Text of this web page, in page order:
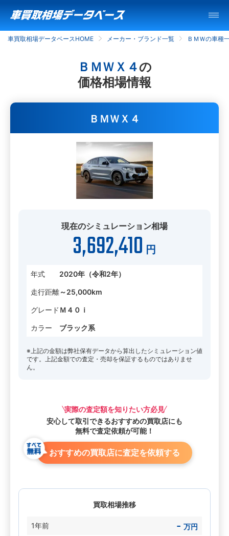
車買取相場データベースHOME メーカー・ブランド一覧 ＢＭＷの車種
ＢＭＷＸ４の
価格相場情報
ＢＭＷＸ４
現在のシミュレーション相場
3,692,410 円
年式 2020年（令和2年）
走行距離～25,000km
グレード Ｍ４０ｉ
カラー ブラック系
※上記の金額は弊社保有データから算出したシミュレーション値
です。上記金額での査定・売却を保証するものではありませ
ん。
実際の査定額を知りたい方必見
安心して取引できるおすすめの買取店にも
無料で査定依頼が可能！
おすすめの買取店に査定を依頼する
買取相場推移
1年前 - 万円